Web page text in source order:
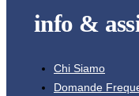
info &
Chi Siamo
Domande